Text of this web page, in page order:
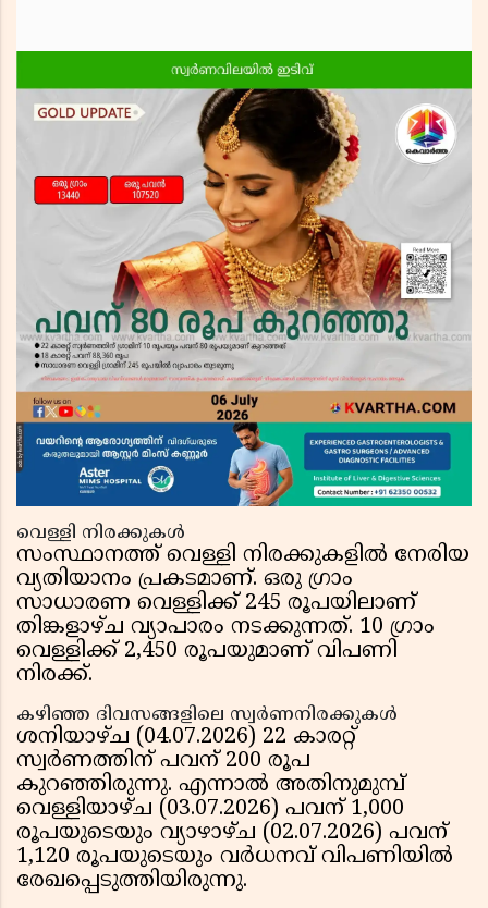
വെള്ളി നിരക്കുകൾ
സംസ്ഥാനത്ത് വെള്ളി നിരക്കുകളിൽ നേരിയ
വ്യതിയാനം പ്രകടമാണ്. ഒരു ഗ്രാം
സാധാരണ വെള്ളിക്ക് 245 രൂപയിലാണ്
തിങ്കളാഴ്ച വ്യാപാരം നടക്കുന്നത്. 10 ഗ്രാം
വെള്ളിക്ക് 2,450 രൂപയുമാണ് വിപണി
നിരക്ക്.
കഴിഞ്ഞ ദിവസങ്ങളിലെ സ്വർണനിരക്കുകൾ
ശനിയാഴ്ച (04.07.2026) 22 കാരറ്റ്
സ്വർണത്തിന് പവന് 200 രൂപ
കുറഞ്ഞിരുന്നു. എന്നാൽ അതിനുമുമ്പ്
വെള്ളിയാഴ്ച (03.07.2026) പവന് 1,000
രൂപയുടെയും വ്യാഴാഴ്ച (02.07.2026) പവന്
1,120 രൂപയുടെയും വർധനവ് വിപണിയിൽ
രേഖപ്പെടുത്തിയിരുന്നു.